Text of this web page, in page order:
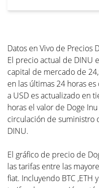
Datos en Vivo de Precios
El precio actual de DINU
capital de mercado de
en las últimas 24 horas
a USD es actualizado en
horas el valor de Doge
circulación de suministro
DINU.
El gráfico de precio de
las tarifas entre las
fiat. Incluyendo BTC ,ETH